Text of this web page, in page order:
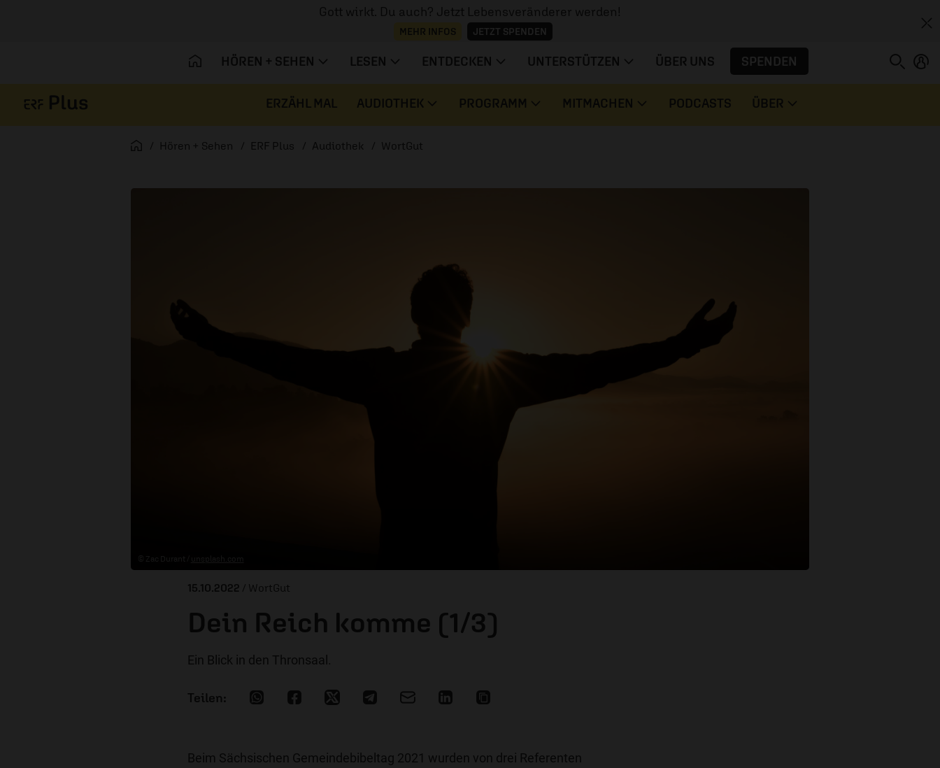
Gott wirkt. Du auch? Jetzt Lebensveränderer werden!
MEHR INFOS JETZT SPENDEN
HÖREN + SEHEN LESEN ENTDECKEN UNTERSTÜTZEN ÜBER UNS SPENDEN
ERZÄHL MAL AUDIOTHEK PROGRAMM MITMACHEN PODCASTS ÜBER
Startseite
Hören + Sehen ERF Plus Audiothek WortGut
15.10.2022 / WortGut
Dein Reich komme (1/3)
Ein Blick in den Thronsaal.
Beim Sächsischen Gemeindebibeltag 2021 wurden von drei Referenten